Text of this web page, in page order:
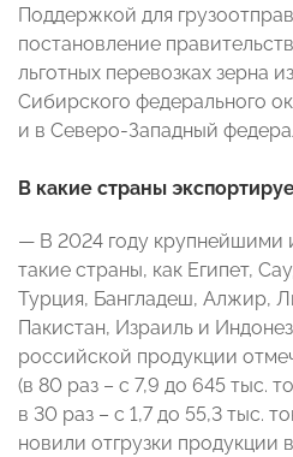
Поддержкой для
постановление
льготных пере­возках зерна
Сибирского федерального
и в Северо-Западный
В какие страны
— В 2024 году крупнейшими
такие страны, как Египет,
Турция, Бангладеш, Алжир,
Пакистан, Израиль и
российской продукции
(в 80 раз – с 7,9 до 645 тыс.
в 30 раз – с 1,7 до 55,3 тыс.
новили отгрузки